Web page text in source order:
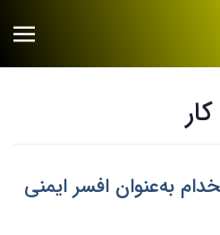
به‌عنوان افسر ایمنی